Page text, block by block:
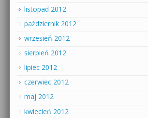
listopad 2012
październik 2012
wrzesień 2012
sierpień 2012
lipiec 2012
czerwiec 2012
maj 2012
kwiecień 2012